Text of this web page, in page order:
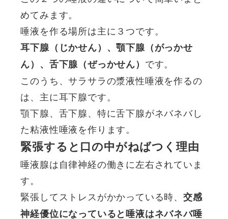
めてみます。
唾液を作る場所は主に３つです。
耳下腺（じかせん）、顎下腺（がっかせ
ん）、舌下腺（ぜっかせん） です。
このうち、サラサラの漿液性唾液を作るの
は、主に耳下腺です。
顎下腺、舌下腺、特に舌下腺がネバネバし
た粘液性唾液を作ります。
緊張すると口の中がねばつく理由
唾液腺は自律神経の働きに左右されていま
す。
緊張してストレスがかかっている時、 交感
神経優位になっていると唾液はネバネバ唾